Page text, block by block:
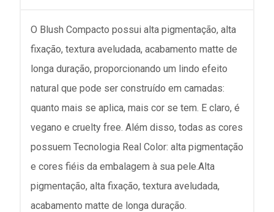
O Blush Compacto possui alta pigmentação, alta
fixação, textura aveludada, acabamento matte de
longa duração, proporcionando um lindo efeito
natural que pode ser construído em camadas:
quanto mais se aplica, mais cor se tem. E claro, é
vegano e cruelty free. Além disso, todas as cores
possuem Tecnologia Real Color: alta pigmentação
e cores fiéis da embalagem à sua pele.Alta
pigmentação, alta fixação, textura aveludada,
acabamento matte de longa duração.